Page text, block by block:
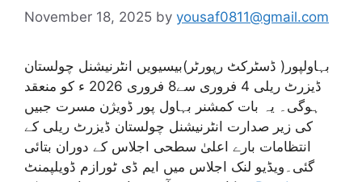
November 18, 2025 by yousaf0811@gmail.com
بہاولپور( ڈسٹرکٹ رپورٹر)بیسیویں انٹرنیشنل چولستان
ڈیزرٹ ریلی 4 فروری سے8 فروری 2026 ء کو منعقد
ہوگی۔ یہ بات کمشنر بہاول پور ڈویژن مسرت جبیں
کی زیر صدارت انٹرنیشنل چولستان ڈیزرٹ ریلی کے
انتظامات بارے اعلیٰ سطحی اجلاس کے دوران بتائی
گئی۔ویڈیو لنک اجلاس میں ایم ڈی ٹورازم ڈویلپمنٹ